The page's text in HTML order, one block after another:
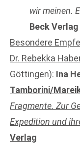
wir meinen.
Beck Verlag
Besondere
Dr. Rebekka
Göttingen): Ina
Tamborini/
Fragmente. Zur
Expedition und
Verlag